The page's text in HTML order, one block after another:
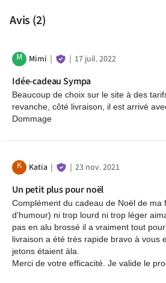
Porte-clés une nana qui déchire
Porte-clés rose pour nana qui déchire
Des porte-clés femme humoristiques
offrir une attention originale et pleine
Avis (2)
M Mimi ｜ ｜ 17 juil. 2022
Idée-cadeau Sympa
Beaucoup de choix sur le site à des
revanche, côté livraison, il est arrivé
Dommage
K Katia ｜ ｜ 23 nov. 2021
Un petit plus pour noël
Complément du cadeau de Noël de ma
d'humour) ni trop lourd ni trop léger
pas en alu brossé il a vraiment tout
livraison a été très rapide bravo à vous
jetons étaient àla.
Merci de votre efficacité. Je valide le